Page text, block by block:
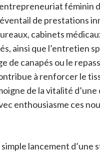
féminin
de prestations
cabinets
ainsi que l’entretien
de canapés ou le
à renforcer le
de la vitalité d’une
enthousiasme ces
lancement d’une